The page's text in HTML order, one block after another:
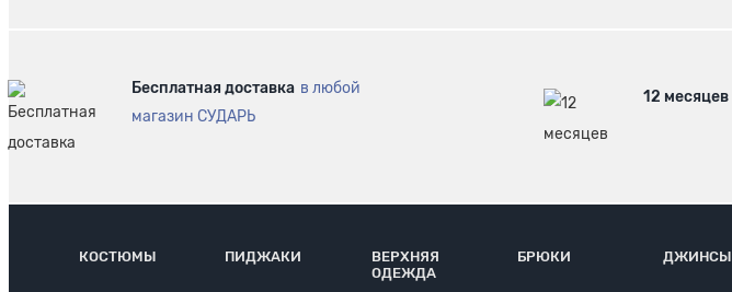
Бесплатная доставка в любой
магазин СУДАРЬ
12 месяцев
КОСТЮМЫ ПИДЖАКИ
ВЕРХНЯЯ
ОДЕЖДА
БРЮКИ ДЖИНСЫ